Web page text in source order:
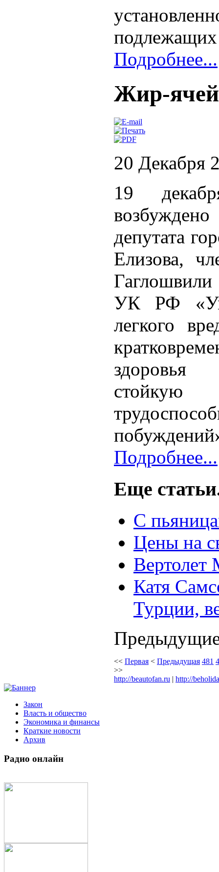
Подробнее...
Жир-
20 Декабря
19
депутата
Елизова,
УК РФ
легкого
здоровья
Подробнее...
Еще
С
Цены на
Вертолет
Катя
Турции,
<< Первая < Предыдущая 481
>>
http://beautofan.ru | http://
Закон
Власть и общество
Экономика и финансы
Краткие новости
Архив
Радио онлайн